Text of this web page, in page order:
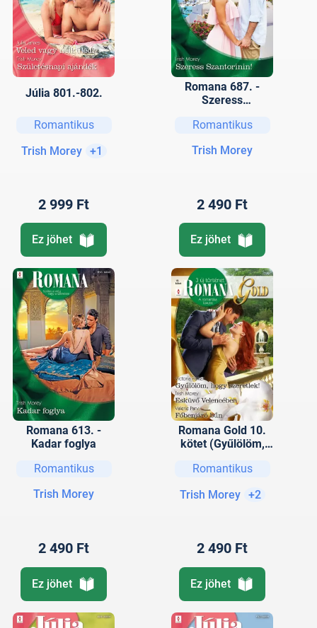
Júlia 801.-802.
Romantikus
Trish Morey
+1
2 999 Ft
Ez jöhet
Romana 687. -
Szeress
Romantikus
Trish Morey
2 490 Ft
Ez jöhet
Romana 613. -
Kadar foglya
Romantikus
Trish Morey
2 490 Ft
Ez jöhet
Romana Gold 10.
kötet (Gyűlölöm,
Esküvő
Főbenjáró bűn)
Romantikus
Trish Morey
+2
2 490 Ft
Ez jöhet